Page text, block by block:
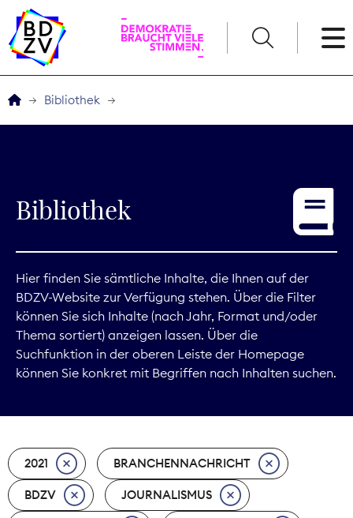
Service
Digitales
Kommunikation
Marktdaten
Nachhaltigkeit
Nachwuchs
Bibliothek
Bibliothek
Hier finden Sie sämtliche Inhalte, die Ihnen auf der
BDZV-Website zur Verfügung stehen. Über die Filter
können Sie sich Inhalte (nach Jahr, Format und/oder
Thema sortiert) anzeigen lassen. Über die
Suchfunktion in der oberen Leiste der Homepage
können Sie konkret mit Begriffen nach Inhalten suchen.
2021 BRANCHENNACHRICHT
BDZV JOURNALISMUS